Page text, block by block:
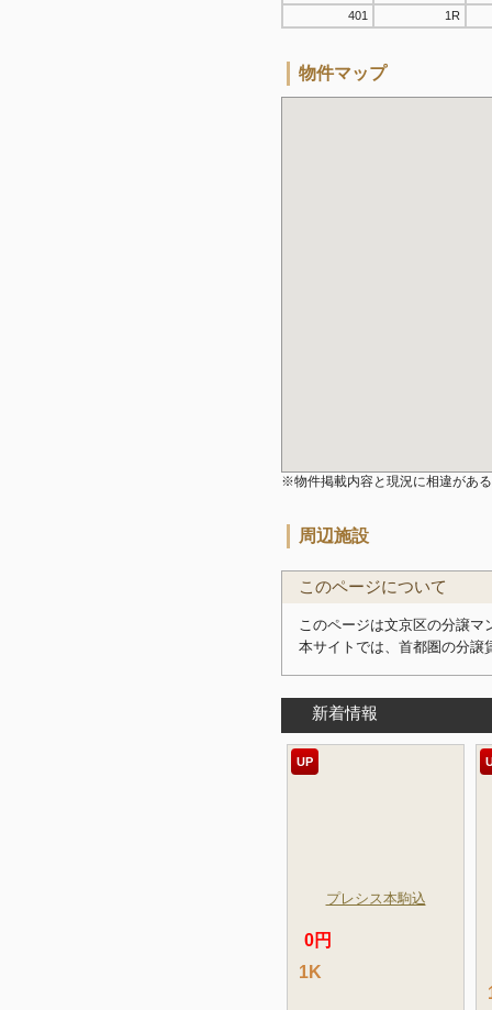
401
1R
物件マップ
※物件掲載内容と現況に相違があ
周辺施設
このページについて
このページは文京区の分譲
本サイトでは、首都圏の分譲
新着情報
UP
プレシス本駒込
0円
1K